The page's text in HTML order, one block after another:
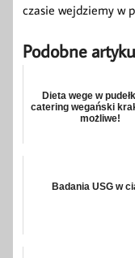
czasie wejdziemy w
Podobne
Dieta wege w
catering wegański
możliwe!
Badania USG w